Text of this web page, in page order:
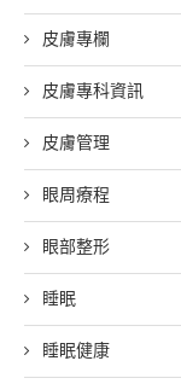
皮膚專欄
皮膚專科資訊
皮膚管理
眼周療程
眼部整形
睡眠
睡眠健康